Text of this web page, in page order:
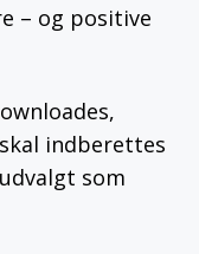
– og positive
indberettes
som